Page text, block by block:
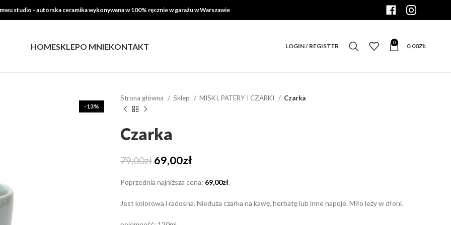
studio - autorska ceramika wykonywana w 100% ręcznie w garażu w Warszawie
HOMESKLEPO MNIEKONTAKT LOGIN / REGISTER 0 0,00ZŁ
-13%
Strona główna Sklep MISKI, PATERY I CZARKI Czarka
Czarka
79,00zł Pierwotna
wynosiła:
79,00zł.
69,00złAktualna
wynosi:
69,00zł.
Poprzednia najniższa cena: 69,00zł.
Jest kolorowa i radosna. Nieduża czarka na kawę, herbatę lub inne napoje. Miło leży w dłoni.